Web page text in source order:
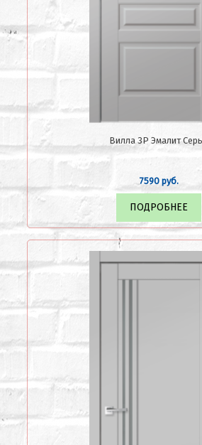
Вилла 3Р Эмалит
7590 руб.
ПОДРОБНЕЕ